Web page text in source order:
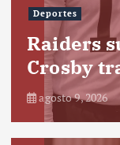
Deportes
Raiders
Crosby
agosto 9, 2026